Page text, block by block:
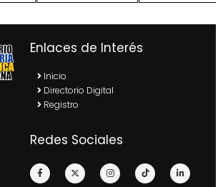
Enlaces de Interés
Inicio
Directorio Digital
Registro
Redes Sociales